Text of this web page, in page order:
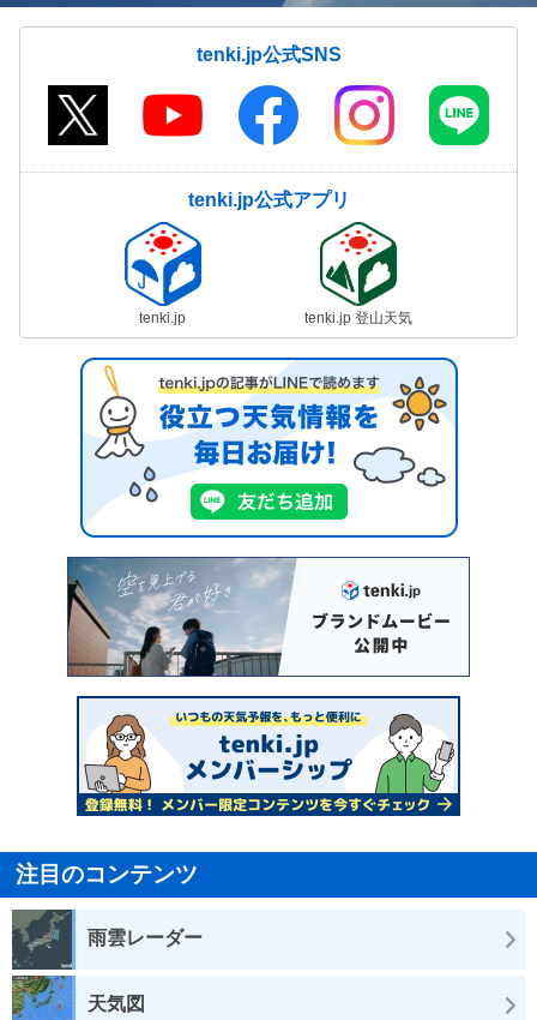
tenki.jp公式SNS
tenki.jp公式アプリ
tenki.jp tenki.jp 登山天気
注目のコンテンツ
雨雲レーダー
天気図